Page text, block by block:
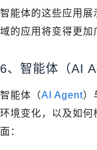
智能体的这些应用
域的应用将变得更加
6、智能体（AI
智能体（AI Agent）
环境变化，以及如
面：